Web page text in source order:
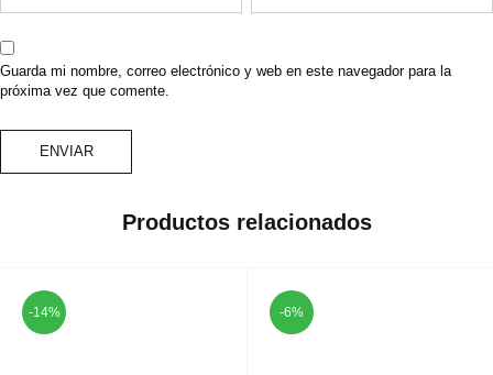
Guarda mi nombre, correo electrónico y web en este navegador para la
próxima vez que comente.
Productos relacionados
-14% -6%